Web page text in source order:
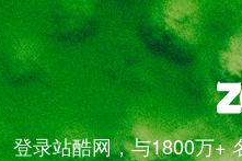
登录站酷网，与1800万+